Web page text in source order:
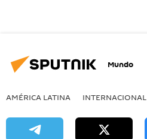
Mundo
AMÉRICA LATINA INTERNACIONAL